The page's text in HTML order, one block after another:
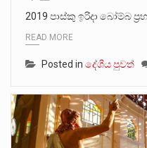
2019 පාස්කු ඉරිදා බෝම්බ
READ MORE
Posted in දේශීය පුවත්